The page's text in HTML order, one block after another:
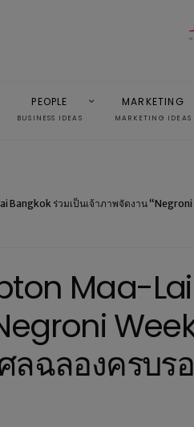
PEOPLE
BUSINESS IDEAS
MARKETING
MARKETING IDEAS
Bangkok ร่วมเป็นเจ้าภาพจัดงาน
Maa-
ฉลองครบร